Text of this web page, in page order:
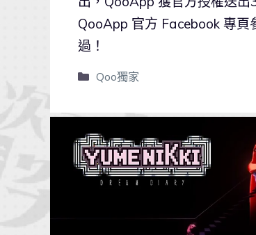
QooApp 官方 Facebook 專
過！
Qoo獨家